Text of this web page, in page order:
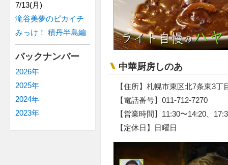
中華厨房しのあ
【住所】札幌市東区北7条東3丁
【電話番号】011-712-7270
【営業時間】11:30〜14:20、
【定休日】日曜日
7/13(月)
滝谷美夢のピカイチ
みっけ！ 積丹半島編
バックナンバー
2026年
2025年
2024年
2023年